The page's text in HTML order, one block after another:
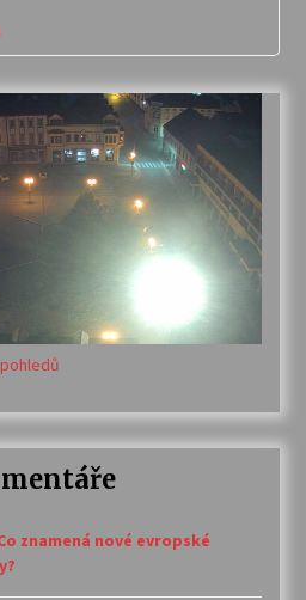
znamená nové evropské